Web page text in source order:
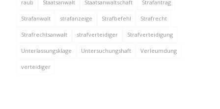
raub Staatsanwalt Staatsanwaltschaft Strafantrag
Strafanwalt strafanzeige Strafbefehl Strafrecht
Strafrechtsanwalt strafverteidiger Strafverteidigung
Unterlassungsklage Untersuchungshaft Verleumdung
verteidiger